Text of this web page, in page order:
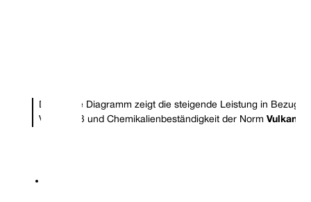
Das obige Diagramm zeigt die steigende Leistung in Bezug
Verschleiß und Chemikalienbeständigkeit der Norm